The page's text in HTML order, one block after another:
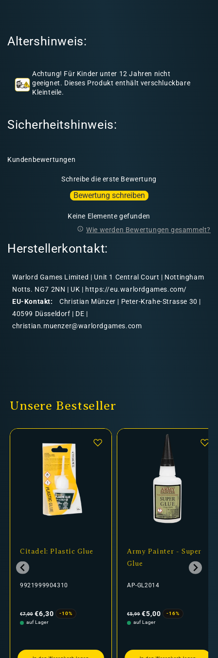
n
Altershinweis:
Achtung! Für Kinder unter 12 Jahren nicht
geeignet. Dieses Produkt enthält verschluckbare
Kleinteile.
Sicherheitshinweis:
Kundenbewertungen
Schreibe die erste Bewertung
Bewertung schreiben
Keine Elemente gefunden
Wie werden Bewertungen gesammelt?
Herstellerkontakt:
Warlord Games Limited | Unit 1 Central Court | Nottingham
Notts. NG7 2NN | UK | https://eu.warlordgames.com/
EU-Kontakt:
Christian Münzer | Peter-Krahe-Strasse 30 |
40599 Düsseldorf | DE |
christian.muenzer@warlordgames.com
Unsere Bestseller
Citadel: Plastic Glue
9921999904310
Preis
€7,00 €6,30
-10%
auf Lager
Army Painter - Super
Glue
AP-GL2014
Preis
€5,99 €5,00
-16%
auf Lager